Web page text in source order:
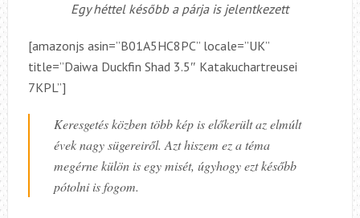
Egy héttel később a párja is jelentkezett
[amazonjs asin=”B01A5HC8PC” locale=”UK”
title=”Daiwa Duckfin Shad 3.5″ Katakuchartreusei
7KPL”]
Keresgetés közben több kép is előkerült az elmúlt
évek nagy sügereiről. Azt hiszem ez a téma
megérne külön is egy misét, úgyhogy ezt később
pótolni is fogom.